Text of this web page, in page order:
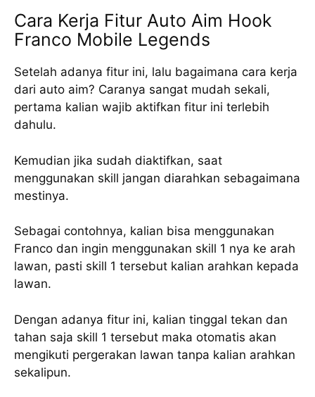
Cara Kerja Fitur Auto Aim Hook
Franco Mobile Legends
Setelah adanya fitur ini, lalu bagaimana cara kerja
dari auto aim? Caranya sangat mudah sekali,
pertama kalian wajib aktifkan fitur ini terlebih
dahulu.
Kemudian jika sudah diaktifkan, saat
menggunakan skill jangan diarahkan sebagaimana
mestinya.
Sebagai contohnya, kalian bisa menggunakan
Franco dan ingin menggunakan skill 1 nya ke arah
lawan, pasti skill 1 tersebut kalian arahkan kepada
lawan.
Dengan adanya fitur ini, kalian tinggal tekan dan
tahan saja skill 1 tersebut maka otomatis akan
mengikuti pergerakan lawan tanpa kalian arahkan
sekalipun.